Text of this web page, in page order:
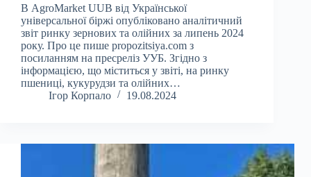
В AgroMarket UUB від Української
універсальної біржі опубліковано аналітичний
звіт ринку зернових та олійних за липень 2024
року. Про це пише propozitsiya.com з
посиланням на пресреліз УУБ. Згідно з
інформацією, що міститься у звіті, на ринку
пшениці, кукурудзи та олійних…
Ігор Корпало
19.08.2024